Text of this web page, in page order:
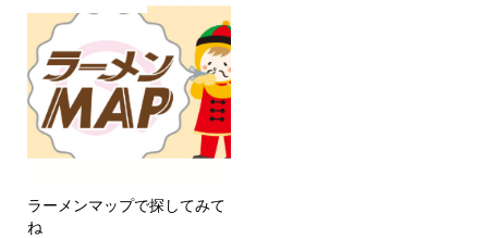
ラーメンマップで探してみて
ね